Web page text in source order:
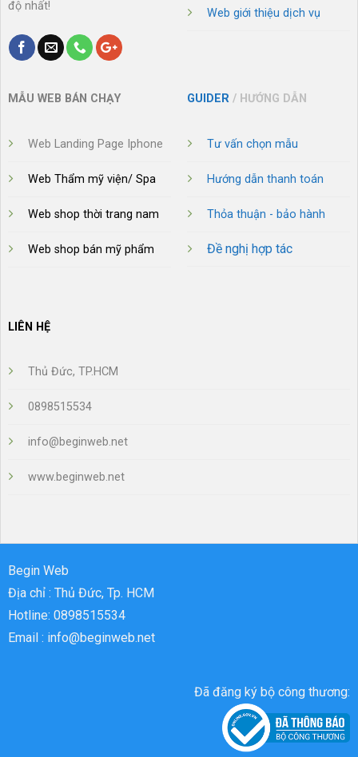
độ nhất!
Web giới thiệu dịch vụ
MẪU WEB BÁN CHẠY
Web Landing Page Iphone
Web Thẩm mỹ viện/ Spa
Web shop thời trang nam
Web shop bán mỹ phẩm
GUIDER / HƯỚNG DẪN
Tư vấn chọn mẫu
Hướng dẫn thanh toán
Thỏa thuận - bảo hành
Đề nghị hợp tác
LIÊN HỆ
Thủ Đức, TP.HCM
0898515534
info@beginweb.net
www.beginweb.net
Begin Web
Địa chỉ : Thủ Đức, Tp. HCM
Hotline: 0898515534
Email : info@beginweb.net
Đã đăng ký bộ công thương: